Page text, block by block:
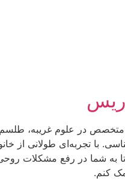
متخصص در علوم غریبه،
با تجربه‌ای طولانی از
تا به شما در رفع مشکلات
کنم.